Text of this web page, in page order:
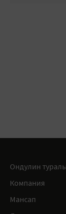
Ондулин
Компания
Мансап